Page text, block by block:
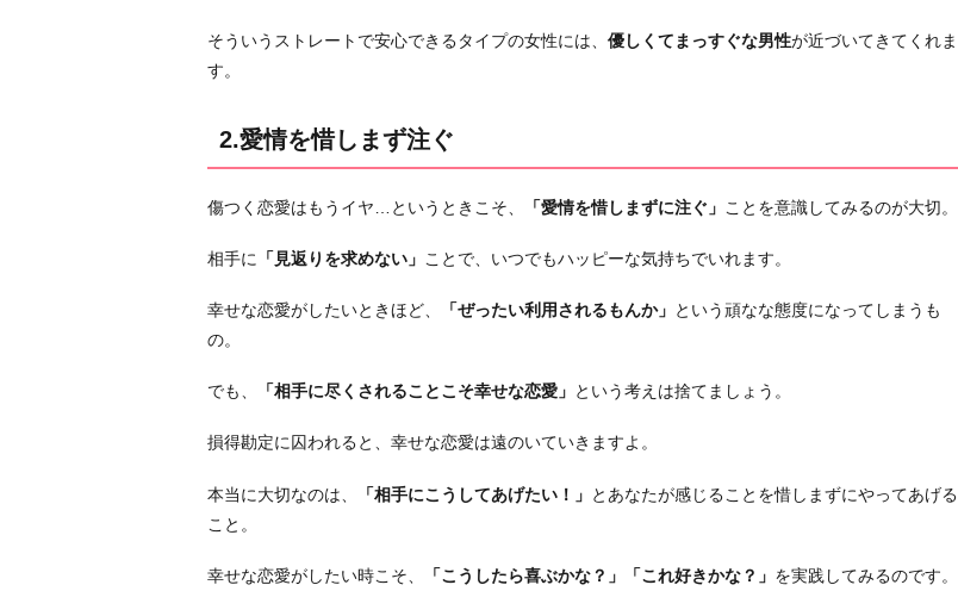
ィ
こ
と
「○
で
い
考
る
5.
を
そういうストレートで安心できるタイプの女性には、 優しくてまっすぐな男性が近づいてきてくれま
す。
2.愛情を惜しまず注ぐ
傷つく恋愛はもうイヤ…というときこそ、 「愛情を惜しまずに注ぐ」 ことを意識してみるのが大切。
相手に 「見返りを求めない」 ことで、いつでもハッピーな気持ちでいれます。
幸せな恋愛がしたいときほど、 「ぜったい利用されるもんか」 という頑なな態度になってしまうも
の。
でも、 「相手に尽くされることこそ幸せな恋愛」 という考えは捨てましょう。
損得勘定に囚われると、幸せな恋愛は遠のいていきますよ。
本当に大切なのは、 「相手にこうしてあげたい！」 とあなたが感じることを惜しまずにやってあげる
こと。
幸せな恋愛がしたい時こそ、 「こうしたら喜ぶかな？」「これ好きかな？」 を実践してみるのです。